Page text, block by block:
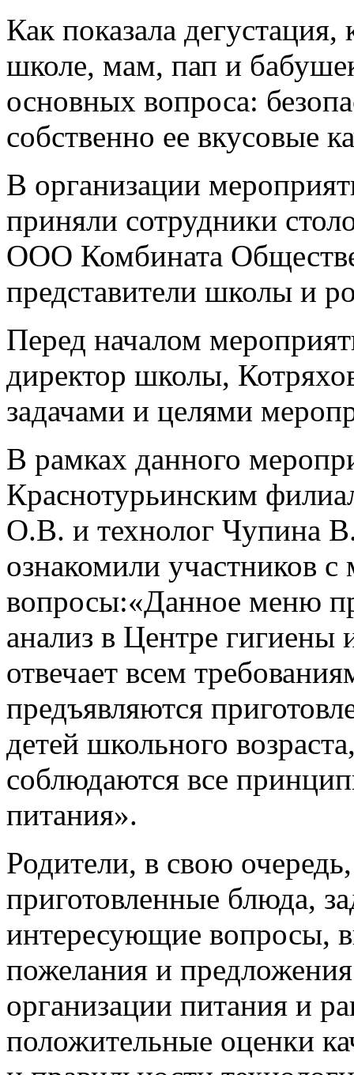
Как показала
школе, мам, пап и
основных вопроса:
собственно ее вкусовые
В организации
приняли сотрудники
ООО Комбината
представители школы и
Перед началом
директор школы,
задачами и целями
В рамках данного
Краснотурьинским
О.В. и технолог Чупина
ознакомили участников
вопросы:«Данное меню
анализ в Центре гигиены
отвечает всем
предъявляются
детей школьного
соблюдаются все
питания».
Родители, в свою
приготовленные блюда,
интересующие вопросы,
пожелания и
организации питания и
положительные оценки